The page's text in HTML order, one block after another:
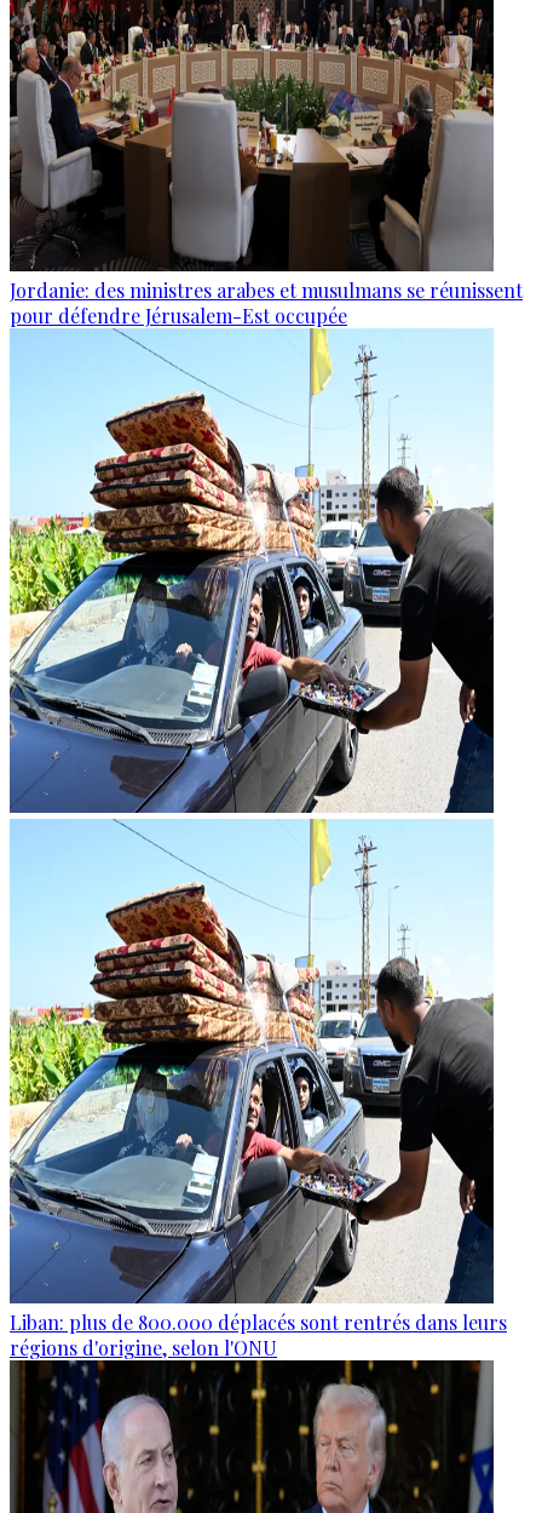
Jordanie: des ministres arabes et musulmans se réunissent
pour défendre Jérusalem-Est occupée
Liban: plus de 800.000 déplacés sont rentrés dans leurs
régions d'origine, selon l'ONU